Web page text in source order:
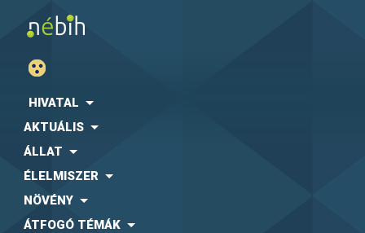
HIVATAL
AKTUÁLIS
ÁLLAT
ÉLELMISZER
NÖVÉNY
ÁTFOGÓ TÉMÁK